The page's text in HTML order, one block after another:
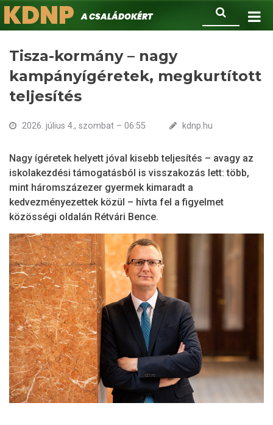
Ugrás
a
Keresés
KDNPA családokért.
Tisza-kormány – nagy
kampányígéretek, megkurtított
teljesítés
2026. július 4., szombat – 06:55 kdnp.hu
Nagy ígéretek helyett jóval kisebb teljesítés – avagy az
iskolakezdési támogatásból is visszakozás lett: több,
mint háromszázezer gyermek kimaradt a
kedvezményezettek közül – hívta fel a figyelmet
közösségi oldalán Rétvári Bence.